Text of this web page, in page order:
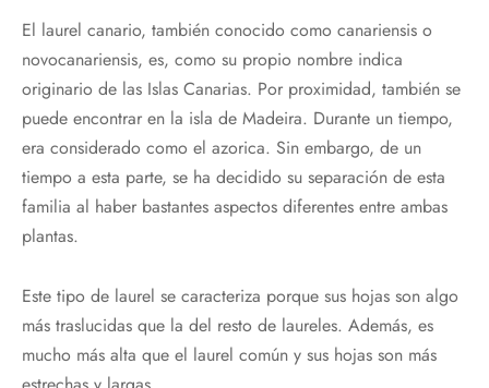
El laurel canario, también conocido como canariensis o
novocanariensis, es, como su propio nombre indica
originario de las Islas Canarias. Por proximidad, también se
puede encontrar en la isla de Madeira. Durante un tiempo,
era considerado como el azorica. Sin embargo, de un
tiempo a esta parte, se ha decidido su separación de esta
familia al haber bastantes aspectos diferentes entre ambas
plantas.
Este tipo de laurel se caracteriza porque sus hojas son algo
más traslucidas que la del resto de laureles. Además, es
mucho más alta que el laurel común y sus hojas son más